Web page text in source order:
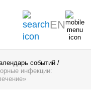
EN
событий
инфекции: